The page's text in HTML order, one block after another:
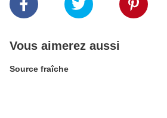
Vous aimerez aussi
Source fraîche